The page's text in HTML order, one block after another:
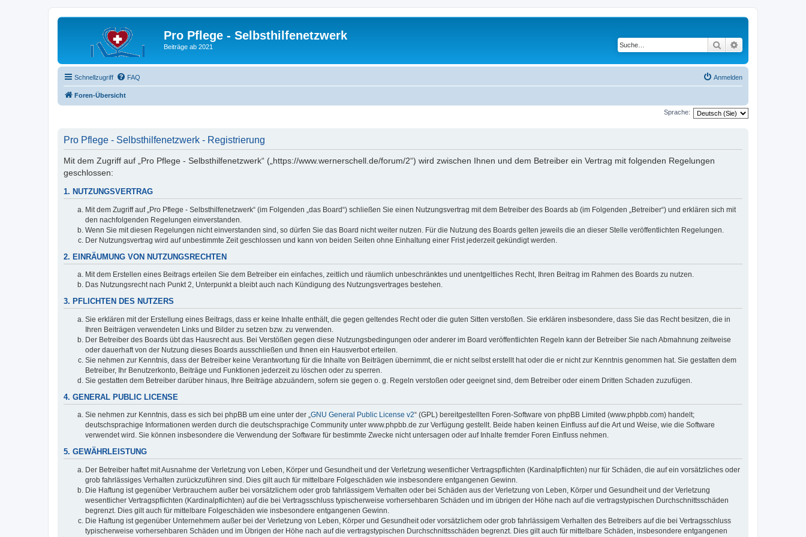
Pro Pflege - Selbsthilfenetzwerk
Beiträge ab 2021 Suche
Schnellzugriff FAQ Anmelden
Foren-Übersicht
Sprache:
Pro Pflege - Selbsthilfenetzwerk - Registrierung
Mit dem Zugriff auf „Pro Pflege - Selbsthilfenetzwerk“ („https://www.wernerschell.de/forum/2“) wird zwischen Ihnen und dem Betreiber ein Vertrag mit folgenden Regelungen
geschlossen:
1. NUTZUNGSVERTRAG
Mit dem Zugriff auf „Pro Pflege - Selbsthilfenetzwerk“ (im Folgenden „das Board“) schließen Sie einen Nutzungsvertrag mit dem Betreiber des Boards ab (im Folgenden „Betreiber“) und erklären sich mit
den nachfolgenden Regelungen einverstanden.
Wenn Sie mit diesen Regelungen nicht einverstanden sind, so dürfen Sie das Board nicht weiter nutzen. Für die Nutzung des Boards gelten jeweils die an dieser Stelle veröffentlichten Regelungen.
Der Nutzungsvertrag wird auf unbestimmte Zeit geschlossen und kann von beiden Seiten ohne Einhaltung einer Frist jederzeit gekündigt werden.
2. EINRÄUMUNG VON NUTZUNGSRECHTEN
Mit dem Erstellen eines Beitrags erteilen Sie dem Betreiber ein einfaches, zeitlich und räumlich unbeschränktes und unentgeltliches Recht, Ihren Beitrag im Rahmen des Boards zu nutzen.
Das Nutzungsrecht nach Punkt 2, Unterpunkt a bleibt auch nach Kündigung des Nutzungsvertrages bestehen.
3. PFLICHTEN DES NUTZERS
Sie erklären mit der Erstellung eines Beitrags, dass er keine Inhalte enthält, die gegen geltendes Recht oder die guten Sitten verstoßen. Sie erklären insbesondere, dass Sie das Recht besitzen, die in
Ihren Beiträgen verwendeten Links und Bilder zu setzen bzw. zu verwenden.
Der Betreiber des Boards übt das Hausrecht aus. Bei Verstößen gegen diese Nutzungsbedingungen oder anderer im Board veröffentlichten Regeln kann der Betreiber Sie nach Abmahnung zeitweise
oder dauerhaft von der Nutzung dieses Boards ausschließen und Ihnen ein Hausverbot erteilen.
Sie nehmen zur Kenntnis, dass der Betreiber keine Verantwortung für die Inhalte von Beiträgen übernimmt, die er nicht selbst erstellt hat oder die er nicht zur Kenntnis genommen hat. Sie gestatten dem
Betreiber, Ihr Benutzerkonto, Beiträge und Funktionen jederzeit zu löschen oder zu sperren.
Sie gestatten dem Betreiber darüber hinaus, Ihre Beiträge abzuändern, sofern sie gegen o. g. Regeln verstoßen oder geeignet sind, dem Betreiber oder einem Dritten Schaden zuzufügen.
4. GENERAL PUBLIC LICENSE
Sie nehmen zur Kenntnis, dass es sich bei phpBB um eine unter der „GNU General Public License v2“ (GPL) bereitgestellten Foren-Software von phpBB Limited (www.phpbb.com) handelt;
deutschsprachige Informationen werden durch die deutschsprachige Community unter www.phpbb.de zur Verfügung gestellt. Beide haben keinen Einfluss auf die Art und Weise, wie die Software
verwendet wird. Sie können insbesondere die Verwendung der Software für bestimmte Zwecke nicht untersagen oder auf Inhalte fremder Foren Einfluss nehmen.
5. GEWÄHRLEISTUNG
Der Betreiber haftet mit Ausnahme der Verletzung von Leben, Körper und Gesundheit und der Verletzung wesentlicher Vertragspflichten (Kardinalpflichten) nur für Schäden, die auf ein vorsätzliches oder
grob fahrlässiges Verhalten zurückzuführen sind. Dies gilt auch für mittelbare Folgeschäden wie insbesondere entgangenen Gewinn.
Die Haftung ist gegenüber Verbrauchern außer bei vorsätzlichem oder grob fahrlässigem Verhalten oder bei Schäden aus der Verletzung von Leben, Körper und Gesundheit und der Verletzung
wesentlicher Vertragspflichten (Kardinalpflichten) auf die bei Vertragsschluss typischerweise vorhersehbaren Schäden und im übrigen der Höhe nach auf die vertragstypischen Durchschnittsschäden
begrenzt. Dies gilt auch für mittelbare Folgeschäden wie insbesondere entgangenen Gewinn.
Die Haftung ist gegenüber Unternehmern außer bei der Verletzung von Leben, Körper und Gesundheit oder vorsätzlichem oder grob fahrlässigem Verhalten des Betreibers auf die bei Vertragsschluss
typischerweise vorhersehbaren Schäden und im Übrigen der Höhe nach auf die vertragstypischen Durchschnittsschäden begrenzt. Dies gilt auch für mittelbare Schäden, insbesondere entgangenen